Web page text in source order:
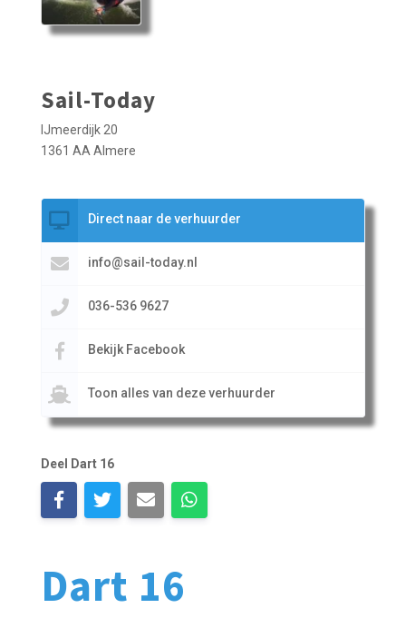
Dart 16
Sail-Today
IJmeerdijk 20
1361 AA Almere
Direct naar de verhuurder
info@sail-today.nl
036-536 9627
Bekijk Facebook
Toon alles van deze verhuurder
Deel Dart 16